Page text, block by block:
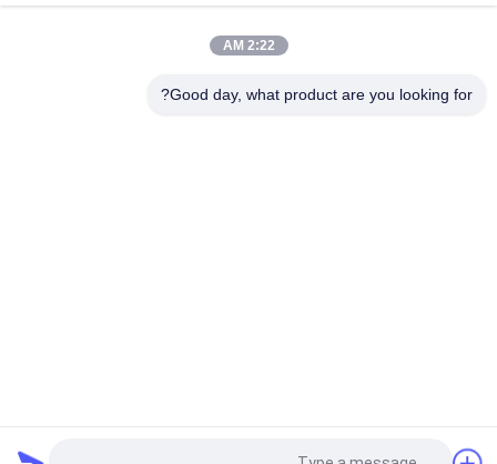
الأصلي
2:22 AM
Good day, what product are you looking for?